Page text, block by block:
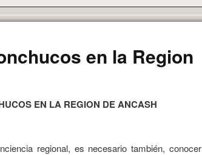
en la Region
EN LA REGION DE ANCASH
regional, es necesario también, conocer